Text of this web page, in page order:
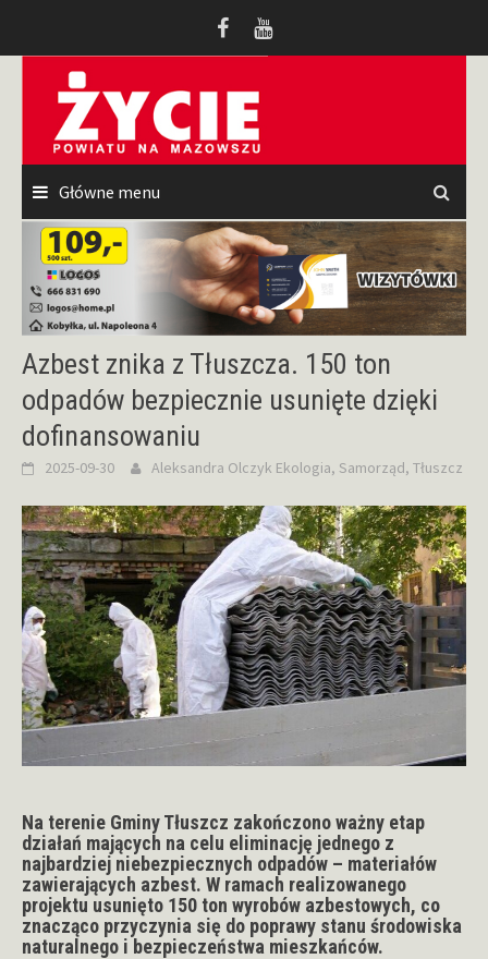
Główne menu
Azbest znika z Tłuszcza. 150 ton
odpadów bezpiecznie usunięte dzięki
dofinansowaniu
2025-09-30 Aleksandra Olczyk Ekologia, Samorząd, Tłuszcz
Na terenie Gminy Tłuszcz zakończono ważny etap
działań mających na celu eliminację jednego z
najbardziej niebezpiecznych odpadów – materiałów
zawierających azbest. W ramach realizowanego
projektu usunięto 150 ton wyrobów azbestowych, co
znacząco przyczynia się do poprawy stanu środowiska
naturalnego i bezpieczeństwa mieszkańców.